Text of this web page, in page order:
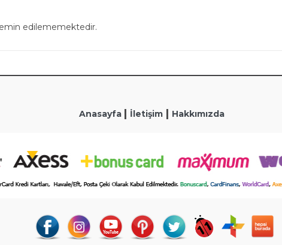
edilememektedir.
Anasayfa | İletişim| Hakkımızda